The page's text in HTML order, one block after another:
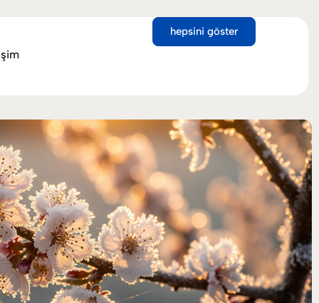
hepsini göster